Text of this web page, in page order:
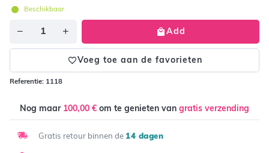
Beschikbaar
Aantal Add
Voeg toe aan de favorieten
Referentie: 1118
Nog maar 100,00 € om te genieten van gratis verzending
Gratis retour binnen de 14 dagen